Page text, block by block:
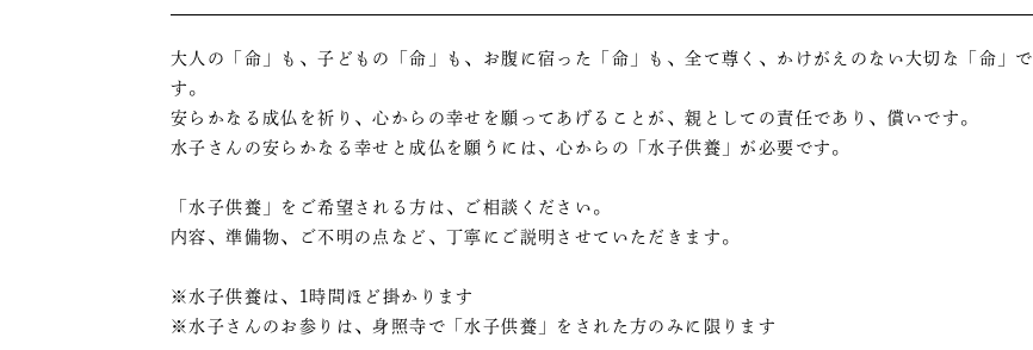
大人の「命」も、子どもの「命」も、お腹に宿った「命」も、全て尊く、かけがえのない大切な「命」で
す。
安らかなる成仏を祈り、心からの幸せを願ってあげることが、親としての責任であり、償いです。
水子さんの安らかなる幸せと成仏を願うには、心からの「水子供養」が必要です。
「水子供養」をご希望される方は、ご相談ください。
内容、準備物、ご不明の点など、丁寧にご説明させていただきます。
※水子供養は、1時間ほど掛かります
※水子さんのお参りは、身照寺で「水子供養」をされた方のみに限ります